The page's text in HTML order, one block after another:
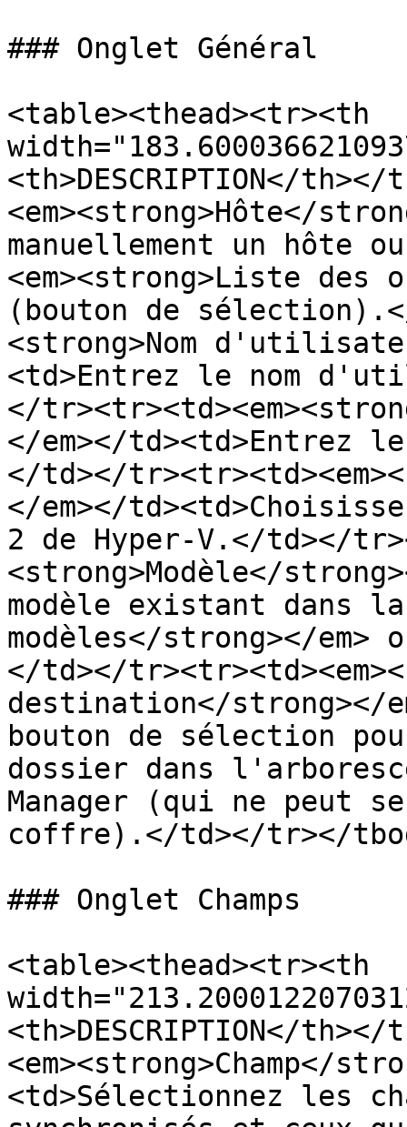
### Onglet Général
<table><thead><tr><th
<th>DESCRIPTION</
<em><strong>Hôte</
manuellement un hôte
<em><strong>Liste des
(bouton de
<strong>Nom
<td>Entrez le nom
</
</em></td><td>Entrez
</td></
</em></
2 de Hyper-V.</td></
<strong>Modèle</
modèle existant dans la
modèles</strong></
</td></
destination</strong></
bouton de sélection
dossier dans
Manager (qui ne peut
coffre).</td></tr></
### Onglet Champs
<table><thead><tr><th
<th>DESCRIPTION</
<em><strong>Champ</
<td>Sélectionnez les